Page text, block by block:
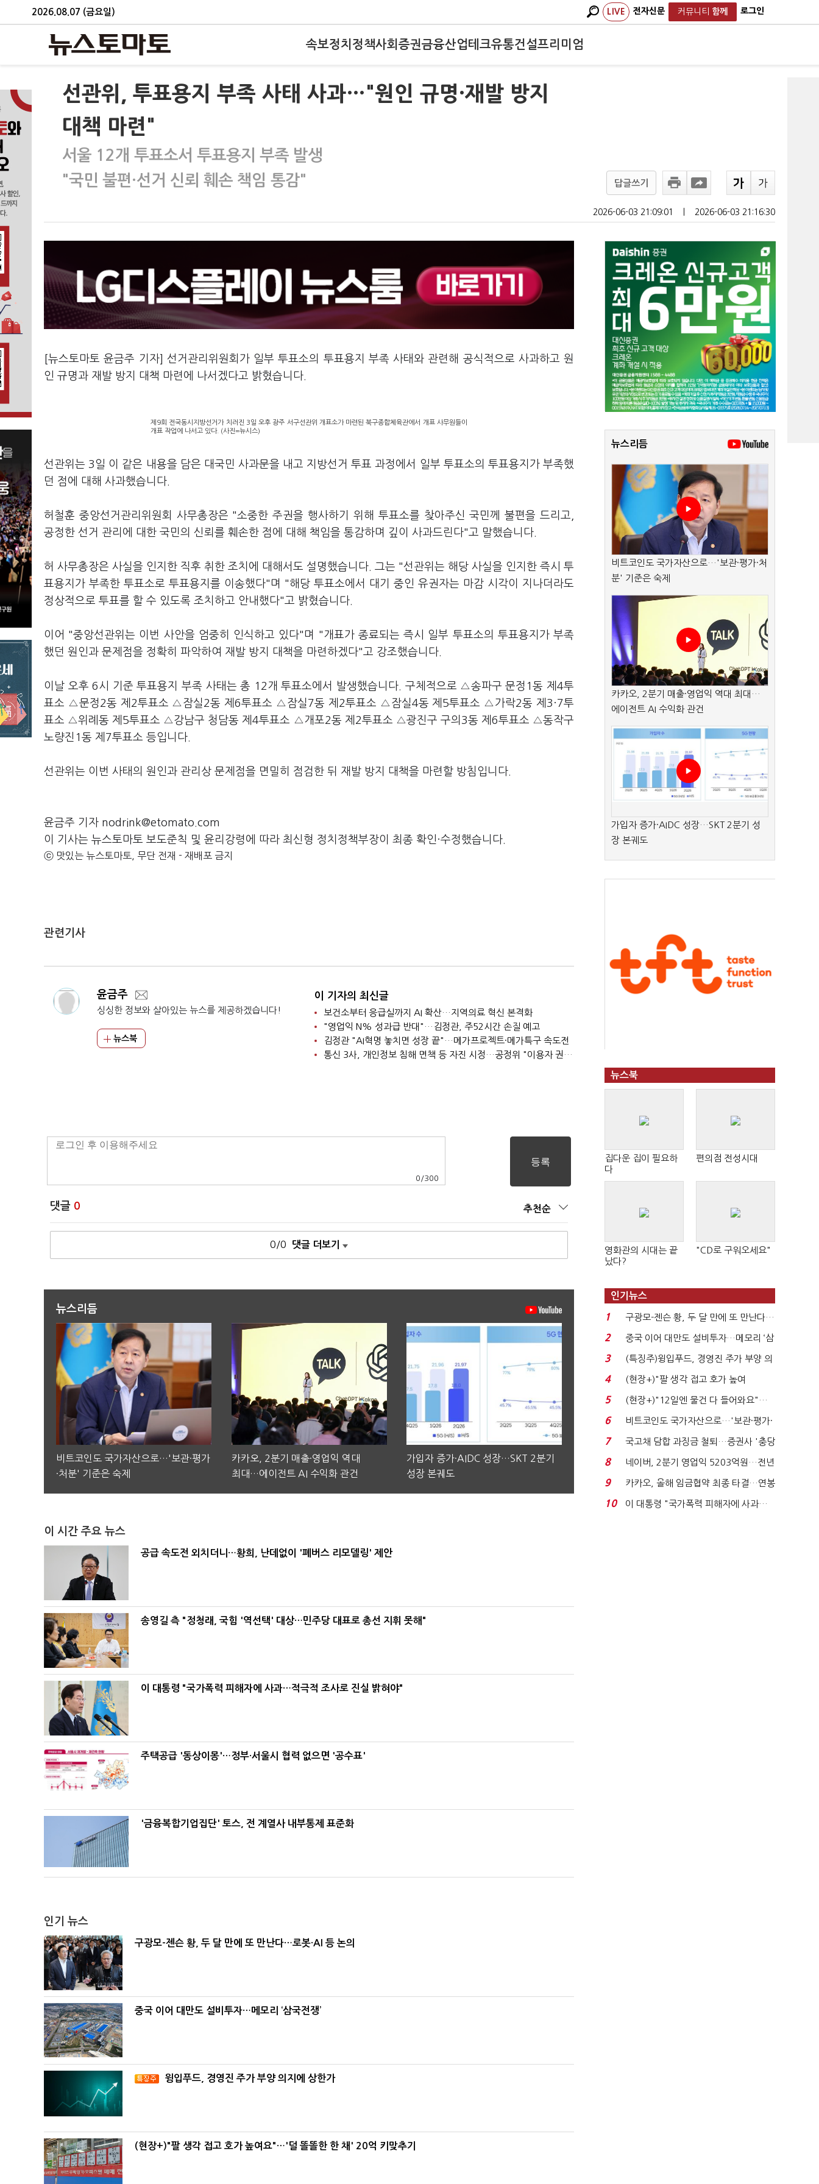
2026.08.07 (금요일) LIVE 전자신문 커뮤니티 함께 로그인
속보정치 정책사회 증권금융산업테크유통건설프리미엄
선관위, 투표용지 부족 사태 사과…"원인 규명·재발 방지
대책 마련"
서울 12개 투표소서 투표용지 부족 발생
"국민 불편·선거 신뢰 훼손 책임 통감"
답글쓰기
2026-06-03 21:09:01 2026-06-03 21:16:30
[뉴스토마토 윤금주 기자] 선거관리위원회가 일부 투표소의 투표용지 부족 사태와 관련해 공식적으로 사과하고 원
인 규명과 재발 방지 대책 마련에 나서겠다고 밝혔습니다.
제9회 전국동시지방선거가 치러진 3일 오후 광주 서구선관위 개표소가 마련된 북구종합체육관에서 개표 사무원들이
개표 작업에 나서고 있다. (사진=뉴시스)
선관위는 3일 이 같은 내용을 담은 대국민 사과문을 내고 지방선거 투표 과정에서 일부 투표소의 투표용지가 부족했
던 점에 대해 사과했습니다.
허철훈 중앙선거관리위원회 사무총장은 "소중한 주권을 행사하기 위해 투표소를 찾아주신 국민께 불편을 드리고,
공정한 선거 관리에 대한 국민의 신뢰를 훼손한 점에 대해 책임을 통감하며 깊이 사과드린다"고 말했습니다.
허 사무총장은 사실을 인지한 직후 취한 조치에 대해서도 설명했습니다. 그는 "선관위는 해당 사실을 인지한 즉시 투
표용지가 부족한 투표소로 투표용지를 이송했다"며 "해당 투표소에서 대기 중인 유권자는 마감 시각이 지나더라도
정상적으로 투표를 할 수 있도록 조치하고 안내했다"고 밝혔습니다.
이어 "중앙선관위는 이번 사안을 엄중히 인식하고 있다"며 "개표가 종료되는 즉시 일부 투표소의 투표용지가 부족
했던 원인과 문제점을 정확히 파악하여 재발 방지 대책을 마련하겠다"고 강조했습니다.
이날 오후 6시 기준 투표용지 부족 사태는 총 12개 투표소에서 발생했습니다. 구체적으로 △송파구 문정1동 제4투
표소 △문정2동 제2투표소 △잠실2동 제6투표소 △잠실7동 제2투표소 △잠실4동 제5투표소 △가락2동 제3·7투
표소 △위례동 제5투표소 △강남구 청담동 제4투표소 △개포2동 제2투표소 △광진구 구의3동 제6투표소 △동작구
노량진1동 제7투표소 등입니다.
선관위는 이번 사태의 원인과 관리상 문제점을 면밀히 점검한 뒤 재발 방지 대책을 마련할 방침입니다.
윤금주 기자 nodrink@etomato.com
이 기사는 뉴스토마토 보도준칙 및 윤리강령에 따라 최신형 정치정책부장이 최종 확인·수정했습니다.
ⓒ 맛있는 뉴스토마토, 무단 전재 - 재배포 금지
관련기사
윤금주
싱싱한 정보와 살아있는 뉴스를 제공하겠습니다!
뉴스북
이 기자의 최신글
보건소부터 응급실까지 AI 확산…지역의료 혁신 본격화
"영업익 N% 성과급 반대"…김정관, 주52시간 손질 예고
김정관 "AI혁명 놓치면 성장 끝"…메가프로젝트·메가특구 속도전
통신 3사, 개인정보 침해 면책 등 자진 시정…공정위 "이용자 권리 강화"
0 /300
댓글 0 추천순
0/0 댓글 더보기
뉴스리듬
비트코인도 국가자산으로…'보관·평가
·처분' 기준은 숙제
카카오, 2분기 매출·영업익 역대
최대…에이전트 AI 수익화 관건
가입자 증가·AIDC 성장…SKT 2분기
성장 본궤도
이 시간 주요 뉴스
공급 속도전 외치더니…황희, 난데없이 '폐버스 리모델링' 제안
송영길 측 "정청래, 국힘 '역선택' 대상…민주당 대표로 총선 지휘 못해"
이 대통령 "국가폭력 피해자에 사과…적극적 조사로 진실 밝혀야"
주택공급 '동상이몽'…정부·서울시 협력 없으면 '공수표'
'금융복합기업집단' 토스, 전 계열사 내부통제 표준화
인기 뉴스
구광모-젠슨 황, 두 달 만에 또 만난다…로봇·AI 등 논의
중국 이어 대만도 설비투자…메모리 ‘삼국전쟁’
윙입푸드, 경영진 주가 부양 의지에 상한가
(현장+)"팔 생각 접고 호가 높여요"…'덜 똘똘한 한 채' 20억 키맞추기
뉴스리듬
비트코인도 국가자산으로…'보관·평가·처
분' 기준은 숙제
카카오, 2분기 매출·영업익 역대 최대…
에이전트 AI 수익화 관건
가입자 증가·AIDC 성장…SKT 2분기 성
장 본궤도
뉴스북
집다운 집이 필요하
다
편의점 전성시대
영화관의 시대는 끝
났다?
"CD로 구워오세요"
인기뉴스
1
구광모-젠슨 황, 두 달 만에 또 만난다…
로봇·AI 등 논...
2
중국 이어 대만도 설비투자…메모리 ‘삼
국전쟁’
3
(특징주)윙입푸드, 경영진 주가 부양 의
지에 상한가...
4
(현장+)"팔 생각 접고 호가 높여
요"…'덜 똘똘한 한 채' 20...
5
(현장+)"12일엔 물건 다 들어와요"…
빈 매대 채우며 문 연 ...
6
비트코인도 국가자산으로…'보관·평가·
처분' 기준은 ...
7
국고채 담합 과징금 철퇴…증권사 '충당
금 폭탄' 우려...
8
네이버, 2분기 영업익 5203억원…전년
비 0.2% 감소...
9
카카오, 올해 임금협약 최종 타결…연봉
6.3% 인상·격려...
10
이 대통령 "국가폭력 피해자에 사과…